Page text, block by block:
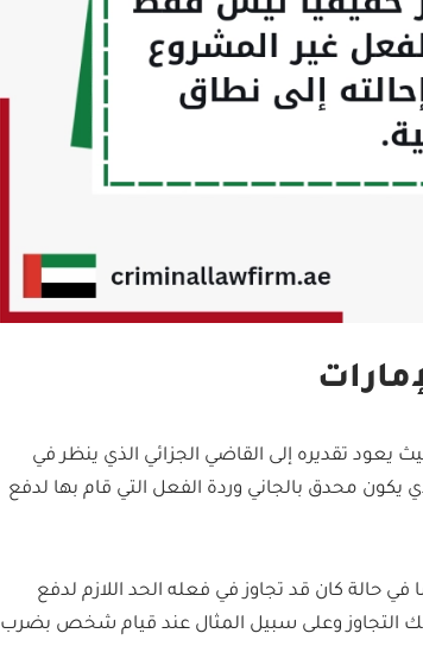
يعود تقديره إلى القاضي الجزائي الذي ينظر في
يكون محدق بالجاني وردة الفعل التي قام بها لدفع
حالة كان قد تجاوز في فعله الحد اللازم لدفع
التجاوز وعلى سبيل المثال عند قيام شخص بضرب